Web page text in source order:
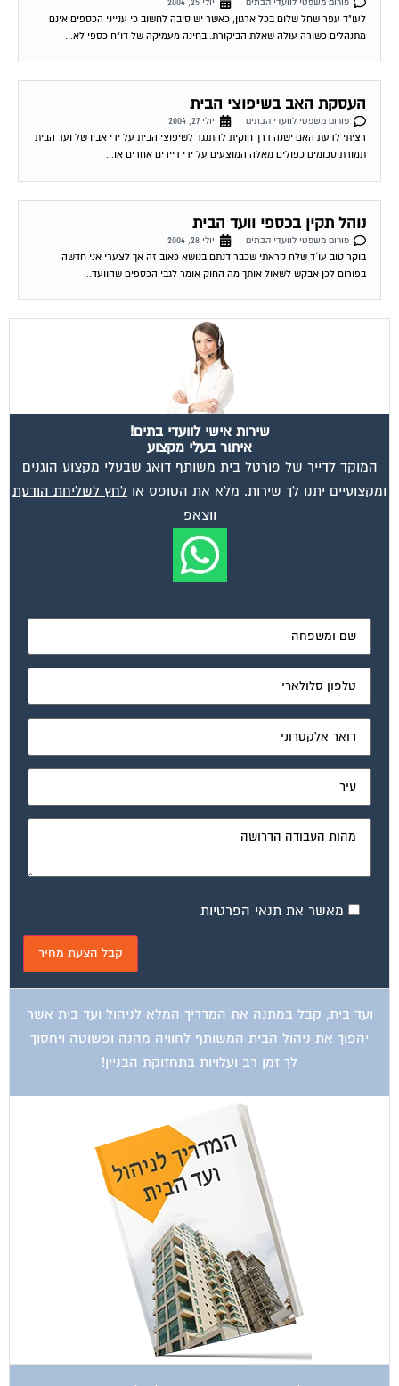
לעו"ד עפר שחל שלום בכל ארגון, כאשר יש סיבה לחשוב כי ענייני הכספים אינם
מתנהלים כשורה עולה שאלת הביקורת. בחינה מעמיקה של דו"ח כספי לא...
העסקת האב בשיפוצי הבית
פורום משפטי לוועדי הבתים
יולי 27, 2004
רציתי לדעת האם ישנה דרך חוקית להתנגד לשיפוצי הבית על ידי אביו של ועד הבית
תמורת סכומים כפולים מאלה המוצעים על ידי דיירים אחרים או...
נוהל תקין בכספי וועד הבית
פורום משפטי לוועדי הבתים
יולי 28, 2004
בוקר טוב עו´ד שלח קראתי שכבר דנתם בנושא כאוב זה אך לצערי אני חדשה
בפורום לכן אבקש לשאול אותך מה החוק אומר לגבי הכספים שהוועד...
שירות אישי לוועדי בתים!
איתור בעלי מקצוע
המוקד לדייר של פורטל בית משותף דואג שבעלי מקצוע הוגנים
ומקצועיים יתנו לך שירות. מלא את הטופס או לחץ לשליחת הודעת
ווצאפ
מאשר את תנאי הפרטיות
ועד בית, קבל במתנה את המדריך המלא לניהול ועד בית אשר
יהפוך את ניהול הבית המשותף לחוויה מהנה ופשוטה ויחסוך
לך זמן רב ועלויות בתחזוקת הבניין!